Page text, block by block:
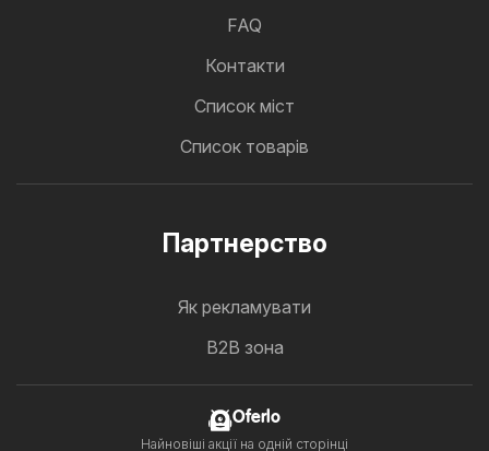
FAQ
Контакти
Cписок міст
Список товарів
Партнерство
Як рекламувати
B2B зона
Oferlo
Найновіші акції на одній сторінці